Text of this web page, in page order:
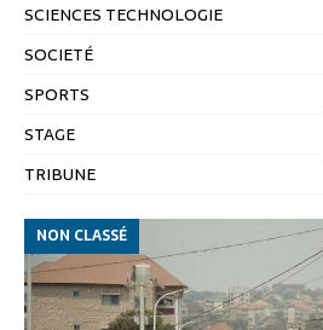
SCIENCES TECHNOLOGIE
SOCIETÉ
SPORTS
STAGE
TRIBUNE
NON CLASSÉ